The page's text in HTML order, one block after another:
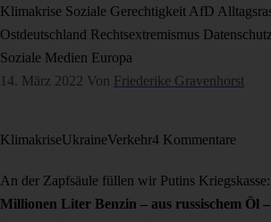
Klimakrise Soziale Gerechtigkeit AfD
Ostdeutschland Rechtsextremismus
Soziale Medien Europa
14. März 2022 Von Friederike Gravenhorst
KlimakriseUkraineVerkehr4 Kommentare
An der Zapfsäule füllen wir Putins Kriegskasse:
Millionen Liter Benzin – aus russischem Öl